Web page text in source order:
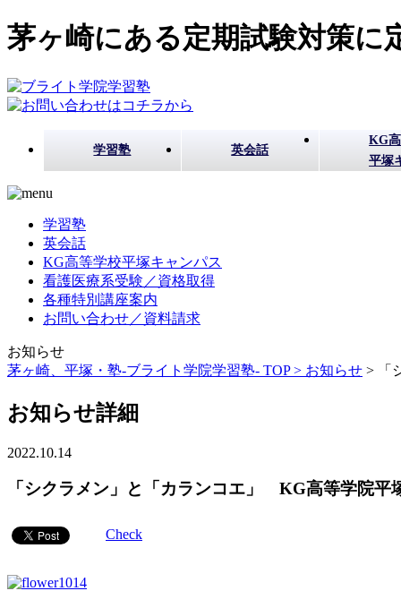
茅ヶ崎にある定期試験対策に
学習塾 英会話
KG
平塚
学習塾
英会話
KG高等学校平塚キャンパス
看護医療系受験／資格取得
各種特別講座案内
お問い合わせ／資料請求
お知らせ
茅ヶ崎、平塚・塾-ブライト学院学習塾- TOP > お知らせ >
お知らせ詳細
2022.10.14
「シクラメン」と「カランコエ」 KG高等学院平
Check